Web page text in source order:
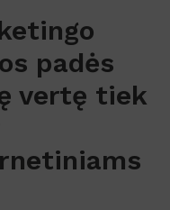
padės
vertę tiek